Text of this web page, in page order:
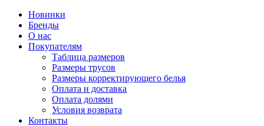
Новинки
Бренды
О нас
Покупателям
Таблица размеров
Размеры трусов
Размеры корректирующего белья
Оплата и доставка
Оплата долями
Условия возврата
Контакты